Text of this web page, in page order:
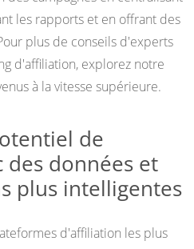
les rapports et en offrant des
plus de conseils d'experts
d'affiliation, explorez notre
à la vitesse supérieure.
de
des données et
plus intelligentes
d'affiliation les plus